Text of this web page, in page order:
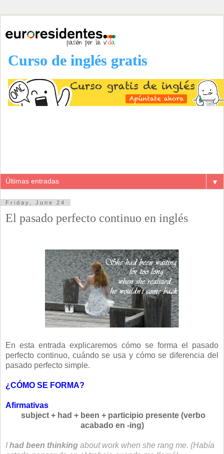
Curso de inglés gratis
▼
Friday, June 24
El pasado perfecto continuo en inglés
En esta entrada explicaremos cómo se forma el pasado
perfecto continuo, cuándo se usa y cómo se diferencia del
pasado perfecto simple.
¿CÓMO SE FORMA?
Afirmativas
subject + had + been + participio presente (verbo
acabado en -ing)
Ihad been thinkingabout work when she rang me. (Había